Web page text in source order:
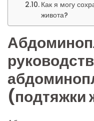
Как я могу
живота?
(подтяжки